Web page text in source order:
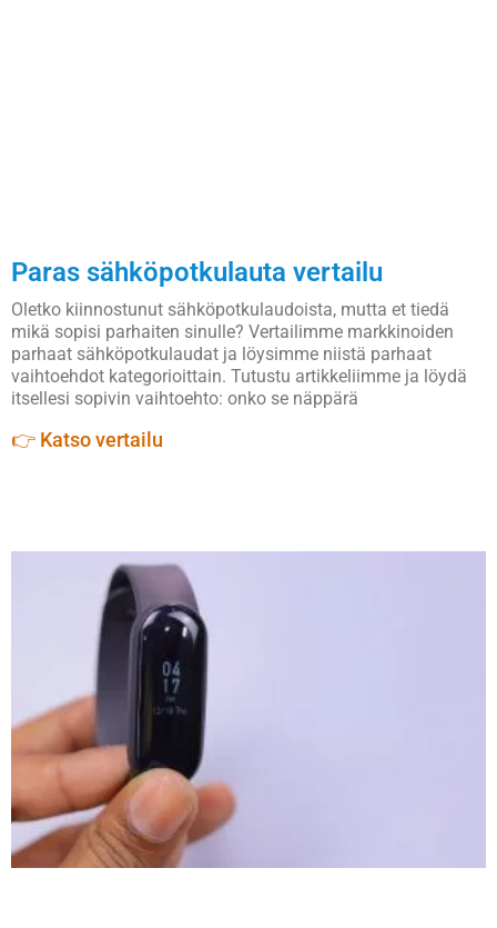
Paras sähköpotkulauta vertailu
Oletko kiinnostunut sähköpotkulaudoista, mutta et tiedä
mikä sopisi parhaiten sinulle? Vertailimme markkinoiden
parhaat sähköpotkulaudat ja löysimme niistä parhaat
vaihtoehdot kategorioittain. Tutustu artikkeliimme ja löydä
itsellesi sopivin vaihtoehto: onko se näppärä
👉 Katso vertailu